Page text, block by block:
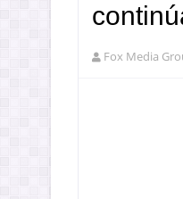
Fox Media